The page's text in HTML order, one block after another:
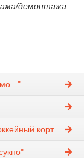
демонтажа
корт